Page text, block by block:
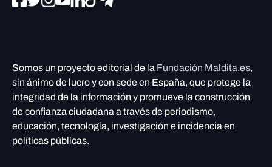
Somos un proyecto editorial de la Fundación Maldita.es,
sin ánimo de lucro y con sede en España, que protege la
integridad de la información y promueve la construcción
de confianza ciudadana a través de periodismo,
educación, tecnología, investigación e incidencia en
políticas públicas.